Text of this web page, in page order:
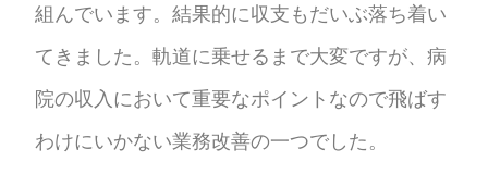
組んでいます。結果的に収支もだいぶ落ち着い
てきました。軌道に乗せるまで大変ですが、病
院の収入において重要なポイントなので飛ばす
わけにいかない業務改善の一つでした。